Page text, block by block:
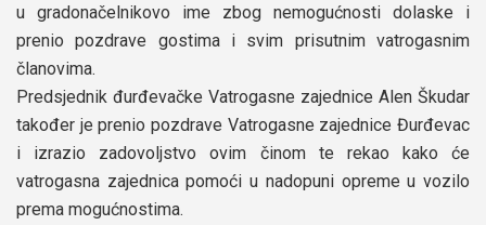
u gradonačelnikovo ime zbog nemogućnosti dolaske i
prenio pozdrave gostima i svim prisutnim vatrogasnim
članovima.
Predsjednik đurđevačke Vatrogasne zajednice Alen Škudar
također je prenio pozdrave Vatrogasne zajednice Đurđevac
i izrazio zadovoljstvo ovim činom te rekao kako će
vatrogasna zajednica pomoći u nadopuni opreme u vozilo
prema mogućnostima.